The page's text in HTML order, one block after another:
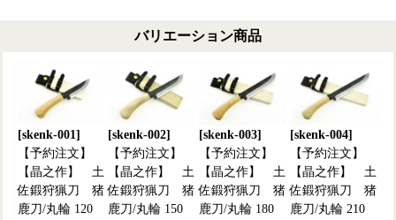
バリエーション商品
[skenk-001]
【予約注文】
【晶之作】 土
佐鍛狩猟刀 猪
鹿刀/丸輪 120
[skenk-002]
【予約注文】
【晶之作】 土
佐鍛狩猟刀 猪
鹿刀/丸輪 150
[skenk-003]
【予約注文】
【晶之作】 土
佐鍛狩猟刀 猪
鹿刀/丸輪 180
[skenk-004]
【予約注文】
【晶之作】 土
佐鍛狩猟刀 猪
鹿刀/丸輪 210